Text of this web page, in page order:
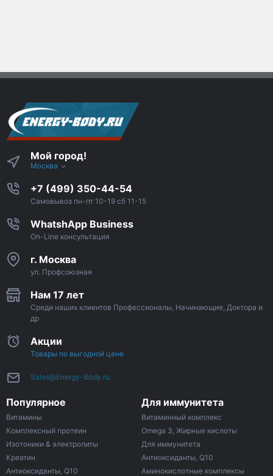
Мой город!
Москва
+7 (499) 350-44-54
Самовывоз пн-пт 10-19 сб 11-15
WhatshApp Business
On-Line консультация
г. Москва
ул. Профсоюзная
Нам 17 лет
Среди наших клиентов Профессионалы, Начинающие, Доктора и
др
Акции
Товары по выгодной цене
Sales@Energy-Body.ru
Популярное
Витамины
Комплексный протеин
Изотоники & электролиты
Креатин
Антиоксиданты, Q10
Для иммунитета
Витаминный комплекс
Omega 3, Жирные кислоты
Для иммунитета
Антиоксиданты, Q10
Аминокислотные комплексы